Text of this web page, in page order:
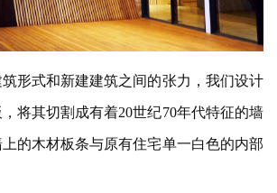
形式和新建建筑之间的张力，我们设计
将其切割成有着20世纪70年代特征的墙
的木材板条与原有住宅单一白色的内部